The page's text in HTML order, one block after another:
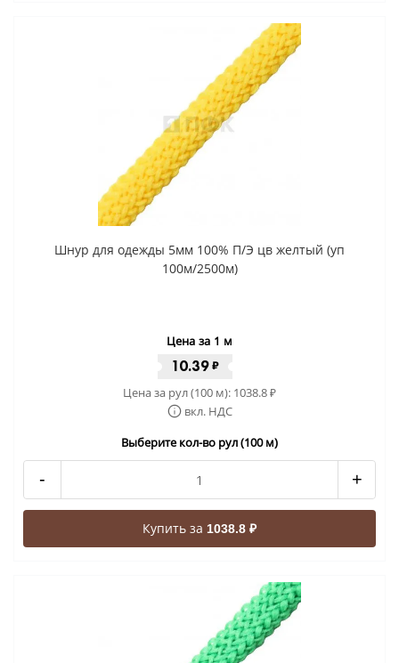
Шнур для одежды 5мм 100% П/Э цв желтый (уп
100м/2500м)
Цена за 1 м
10.39₽
Цена за рул (100 м): 1038.8₽
вкл. НДС
Выберите кол-во рул (100 м)
- +
Купить за 1038.8 ₽